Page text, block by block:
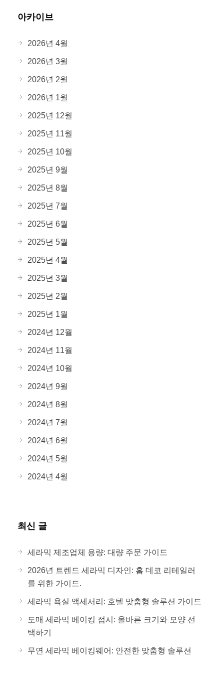
아카이브
2026년 4월
2026년 3월
2026년 2월
2026년 1월
2025년 12월
2025년 11월
2025년 10월
2025년 9월
2025년 8월
2025년 7월
2025년 6월
2025년 5월
2025년 4월
2025년 3월
2025년 2월
2025년 1월
2024년 12월
2024년 11월
2024년 10월
2024년 9월
2024년 8월
2024년 7월
2024년 6월
2024년 5월
2024년 4월
최신 글
세라믹 제조업체 용량: 대량 주문 가이드
2026년 트렌드 세라믹 디자인: 홈 데코 리테일러
를 위한 가이드.
세라믹 욕실 액세서리: 호텔 맞춤형 솔루션 가이드
도매 세라믹 베이킹 접시: 올바른 크기와 모양 선
택하기
무연 세라믹 베이킹웨어: 안전한 맞춤형 솔루션